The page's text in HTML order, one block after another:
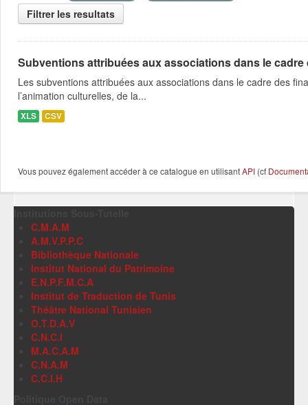
Filtrer les resultats
Subventions attribuées aux associations dans le
Les subventions attribuées aux associations dans le cadre des
l’animation culturelles, de la...
XLS CSV
Vous pouvez également accéder à ce catalogue en utilisantAPI (cf
C.M.A.M
A.M.V.P.P.C
Bibliothèque Nationale
Institut National du Patrimoine
E.N.P.F.M.C.A
Institut de Traduction de Tunis
Théâtre National Tunisien
O.T.D.A.V
C.N.C.I
M.A.C.A.M
C.N.A.M
C.C.I.H